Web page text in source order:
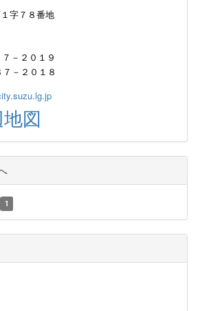
字７８番地
－２０１９
－２０１８
図
1